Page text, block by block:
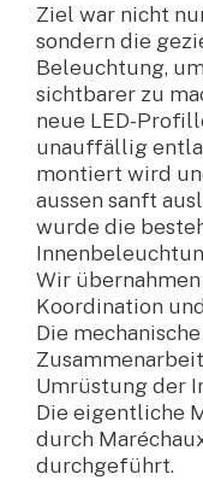
Ziel war nicht
sondern die
Beleuchtung,
sichtbarer zu
neue LED-
unauffällig
montiert wird
aussen sanft
wurde die
Wir
Koordination
Die
Umrüstung der
Die eigentliche
durch
durchgeführt.